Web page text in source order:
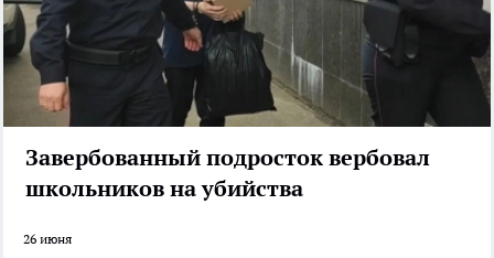
Завербованный подросток вербовал
школьников на убийства
26 июня